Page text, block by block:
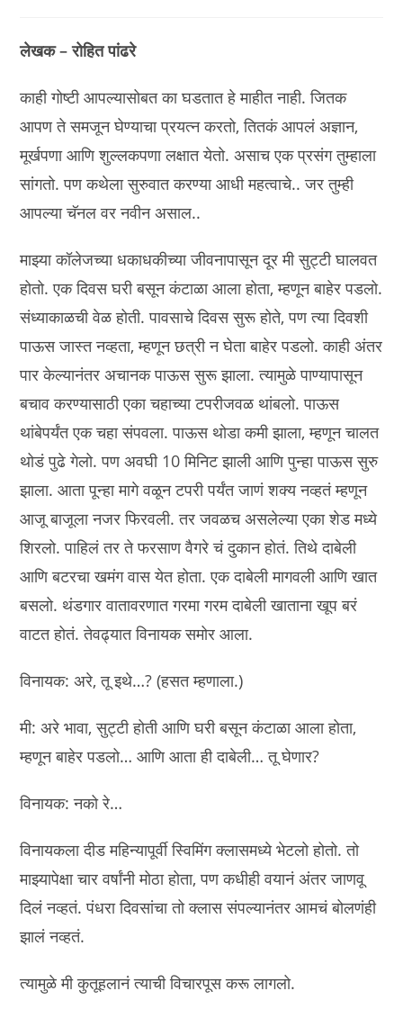
लेखक – रोहित पांढरे
काही गोष्टी आपल्यासोबत का घडतात हे माहीत नाही. जितक
आपण ते समजून घेण्याचा प्रयत्न करतो, तितकं आपलं अज्ञान,
मूर्खपणा आणि शुल्लकपणा लक्षात येतो. असाच एक प्रसंग तुम्हाला
सांगतो. पण कथेला सुरुवात करण्या आधी महत्वाचे.. जर तुम्ही
आपल्या चॅनल वर नवीन असाल..
माझ्या कॉलेजच्या धकाधकीच्या जीवनापासून दूर मी सुट्टी घालवत
होतो. एक दिवस घरी बसून कंटाळा आला होता, म्हणून बाहेर पडलो.
संध्याकाळची वेळ होती. पावसाचे दिवस सुरू होते, पण त्या दिवशी
पाऊस जास्त नव्हता, म्हणून छत्री न घेता बाहेर पडलो. काही अंतर
पार केल्यानंतर अचानक पाऊस सुरू झाला. त्यामुळे पाण्यापासून
बचाव करण्यासाठी एका चहाच्या टपरीजवळ थांबलो. पाऊस
थांबेपर्यंत एक चहा संपवला. पाऊस थोडा कमी झाला, म्हणून चालत
थोडं पुढे गेलो. पण अवघी 10 मिनिट झाली आणि पुन्हा पाऊस सुरु
झाला. आता पून्हा मागे वळून टपरी पर्यंत जाणं शक्य नव्हतं म्हणून
आजू बाजूला नजर फिरवली. तर जवळच असलेल्या एका शेड मध्ये
शिरलो. पाहिलं तर ते फरसाण वैगरे चं दुकान होतं. तिथे दाबेली
आणि बटरचा खमंग वास येत होता. एक दाबेली मागवली आणि खात
बसलो. थंडगार वातावरणात गरमा गरम दाबेली खाताना खूप बरं
वाटत होतं. तेवढ्यात विनायक समोर आला.
विनायक: अरे, तू इथे…? (हसत म्हणाला.)
मी: अरे भावा, सुट्टी होती आणि घरी बसून कंटाळा आला होता,
म्हणून बाहेर पडलो… आणि आता ही दाबेली… तू घेणार?
विनायक: नको रे…
विनायकला दीड महिन्यापूर्वी स्विमिंग क्लासमध्ये भेटलो होतो. तो
माझ्यापेक्षा चार वर्षांनी मोठा होता, पण कधीही वयानं अंतर जाणवू
दिलं नव्हतं. पंधरा दिवसांचा तो क्लास संपल्यानंतर आमचं बोलणंही
झालं नव्हतं.
त्यामुळे मी कुतूहलानं त्याची विचारपूस करू लागलो.